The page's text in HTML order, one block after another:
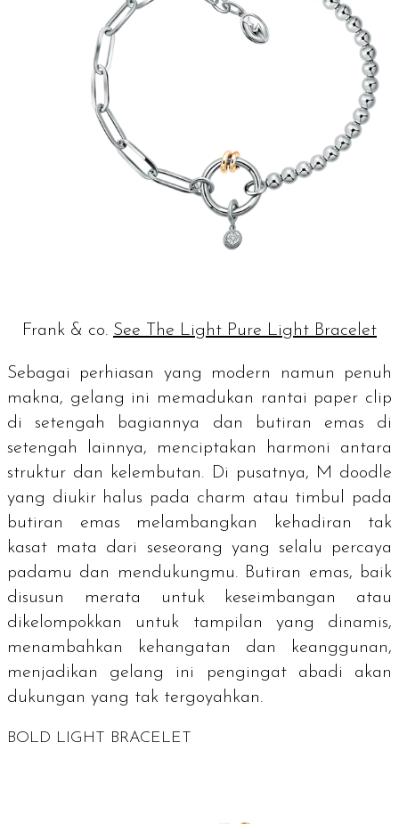
Frank & co. See The Light Pure Light Bracelet
Sebagai perhiasan yang modern namun penuh
makna, gelang ini memadukan rantai paper clip
di setengah bagiannya dan butiran emas di
setengah lainnya, menciptakan harmoni antara
struktur dan kelembutan. Di pusatnya, M doodle
yang diukir halus pada charm atau timbul pada
butiran emas melambangkan kehadiran tak
kasat mata dari seseorang yang selalu percaya
padamu dan mendukungmu. Butiran emas, baik
disusun merata untuk keseimbangan atau
dikelompokkan untuk tampilan yang dinamis,
menambahkan kehangatan dan keanggunan,
menjadikan gelang ini pengingat abadi akan
dukungan yang tak tergoyahkan.
BOLD LIGHT BRACELET